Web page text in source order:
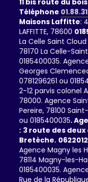
11 bis route du
Téléphone
Maisons Laffitte:
LAFFITTE, 78600
La Celle Saint
78170 La Celle-
0185400035.
Georges
0781296261 ou
2-12 parvis colonel
78000. Agence
Pereire, 78100
ou 0185400035.
: 3 route des deux
Bretèche.
Agence Magny les
78114 Magny-les-
0185400035.
Rue de la